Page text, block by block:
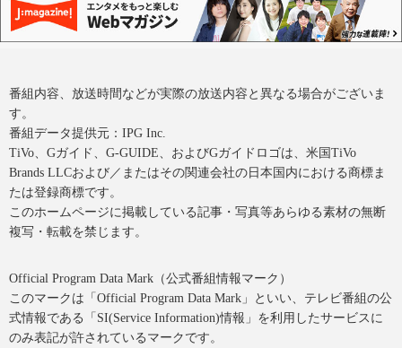
番組内容、放送時間などが実際の放送内容と異なる場合がございま
す。
番組データ提供元：IPG Inc.
TiVo、Gガイド、G-GUIDE、およびGガイドロゴは、米国TiVo
Brands LLCおよび／またはその関連会社の日本国内における商標ま
たは登録商標です。
このホームページに掲載している記事・写真等あらゆる素材の無断
複写・転載を禁じます。
Official Program Data Mark（公式番組情報マーク）
このマークは「Official Program Data Mark」といい、テレビ番組の公
式情報である「SI(Service Information)情報」を利用したサービスに
のみ表記が許されているマークです。